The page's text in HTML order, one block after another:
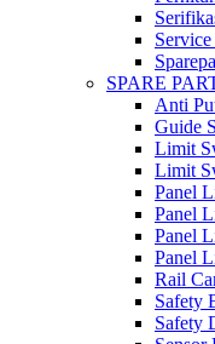
SPARE
Anti
Guide
Limit
Limit
Panel
Panel
Panel
Panel
Rail
Safety
Safety